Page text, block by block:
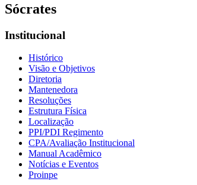
Sócrates
Institucional
Histórico
Visão e Objetivos
Diretoria
Mantenedora
Resoluções
Estrutura Física
Localização
PPI/PDI Regimento
CPA/Avaliação Institucional
Manual Acadêmico
Notícias e Eventos
Proinpe